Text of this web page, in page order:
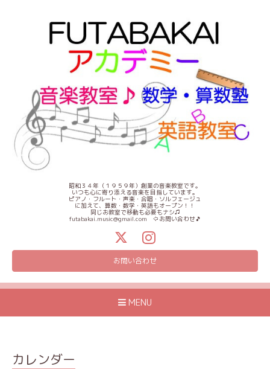
昭和３４年（１９５９年）創業の音楽教室です。
いつも心に寄り添える音楽を目指しています。
ピアノ・フルート・声楽・合唱・ソルフェージュ
に加えて、算数・数学・英語もオープン！！
同じお教室で移動も必要もナシ♫
futabakai.music@gmail.com ⇦お問い合わせ🎵
お問い合わせ
MENU
カレンダー